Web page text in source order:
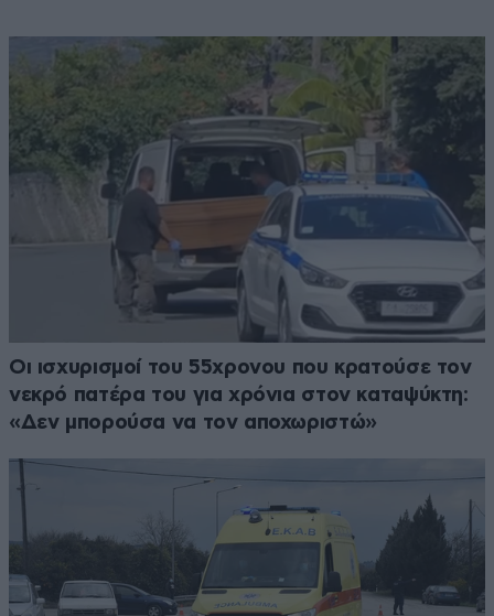
Οι ισχυρισμοί του 55χρονου που κρατούσε τον
νεκρό πατέρα του για χρόνια στον καταψύκτη:
«Δεν μπορούσα να τον αποχωριστώ»